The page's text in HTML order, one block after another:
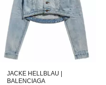
JACKE HELLBLAU |
BALENCIAGA